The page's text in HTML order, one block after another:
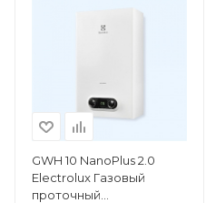
GWH 10 NanoPlus 2.0
Electrolux Газовый
проточный